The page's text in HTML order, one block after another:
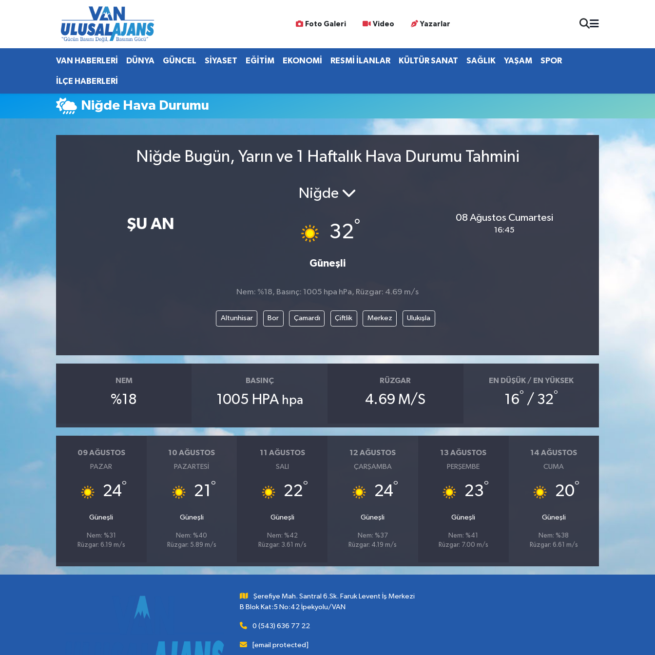
Foto Galeri Video Yazarlar
VAN HABERLERİ DÜNYA GÜNCEL SİYASET EĞİTİM EKONOMİ RESMİ İLANLAR KÜLTÜR SANAT SAĞLIK YAŞAM SPOR
İLÇE HABERLERİ
Niğde Hava Durumu
Niğde Bugün, Yarın ve 1 Haftalık Hava Durumu Tahmini
ŞU AN
Niğde
32°
Güneşli
08 Ağustos Cumartesi
16:45
Nem: %18, Basınç: 1005 hpa hPa, Rüzgar: 4.69 m/s
Altunhisar Bor Çamardı Çiftlik Merkez Ulukışla
NEM
%18
BASINÇ
1005 HPA hpa
RÜZGAR
4.69 M/S
EN DÜŞÜK / EN YÜKSEK
16° / 32°
09 AĞUSTOS
PAZAR
24°
Güneşli
Nem: %31
Rüzgar: 6.19 m/s
10 AĞUSTOS
PAZARTESI
21 °
Güneşli
Nem: %40
Rüzgar: 5.89 m/s
11 AĞUSTOS
SALI
22°
Güneşli
Nem: %42
Rüzgar: 3.61 m/s
12 AĞUSTOS
ÇARŞAMBA
24°
Güneşli
Nem: %37
Rüzgar: 4.19 m/s
13 AĞUSTOS
PERŞEMBE
23°
Güneşli
Nem: %41
Rüzgar: 7.00 m/s
14 AĞUSTOS
CUMA
20°
Güneşli
Nem: %38
Rüzgar: 6.61 m/s
Şerefiye Mah. Santral 6.Sk. Faruk Levent İş Merkezi
B Blok Kat:5 No:42 İpekyolu/VAN
0 (543) 636 77 22
[email protected]
Van Nöbetçi Eczaneler
Van Hava Durumu
Van Namaz Vakitleri
Van Trafik Yoğunluk Haritası
Süper Lig Puan Durumu ve Fikstür
Haber Arşivi